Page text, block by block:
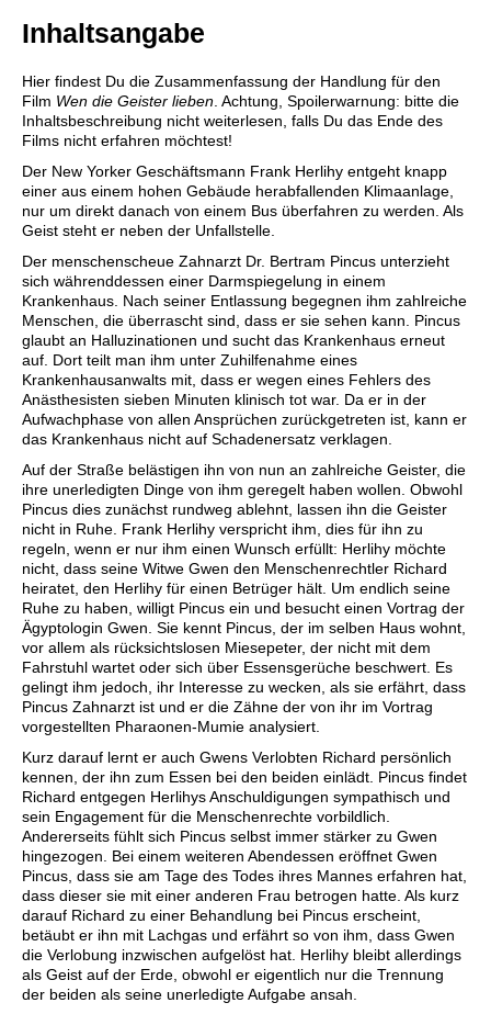
Inhaltsangabe
Hier findest Du die Zusammenfassung der Handlung für den
Film Wen die Geister lieben. Achtung, Spoilerwarnung: bitte die
Inhaltsbeschreibung nicht weiterlesen, falls Du das Ende des
Films nicht erfahren möchtest!
Der New Yorker Geschäftsmann Frank Herlihy entgeht knapp
einer aus einem hohen Gebäude herabfallenden Klimaanlage,
nur um direkt danach von einem Bus überfahren zu werden. Als
Geist steht er neben der Unfallstelle.
Der menschenscheue Zahnarzt Dr. Bertram Pincus unterzieht
sich währenddessen einer Darmspiegelung in einem
Krankenhaus. Nach seiner Entlassung begegnen ihm zahlreiche
Menschen, die überrascht sind, dass er sie sehen kann. Pincus
glaubt an Halluzinationen und sucht das Krankenhaus erneut
auf. Dort teilt man ihm unter Zuhilfenahme eines
Krankenhausanwalts mit, dass er wegen eines Fehlers des
Anästhesisten sieben Minuten klinisch tot war. Da er in der
Aufwachphase von allen Ansprüchen zurückgetreten ist, kann er
das Krankenhaus nicht auf Schadenersatz verklagen.
Auf der Straße belästigen ihn von nun an zahlreiche Geister, die
ihre unerledigten Dinge von ihm geregelt haben wollen. Obwohl
Pincus dies zunächst rundweg ablehnt, lassen ihn die Geister
nicht in Ruhe. Frank Herlihy verspricht ihm, dies für ihn zu
regeln, wenn er nur ihm einen Wunsch erfüllt: Herlihy möchte
nicht, dass seine Witwe Gwen den Menschenrechtler Richard
heiratet, den Herlihy für einen Betrüger hält. Um endlich seine
Ruhe zu haben, willigt Pincus ein und besucht einen Vortrag der
Ägyptologin Gwen. Sie kennt Pincus, der im selben Haus wohnt,
vor allem als rücksichtslosen Miesepeter, der nicht mit dem
Fahrstuhl wartet oder sich über Essensgerüche beschwert. Es
gelingt ihm jedoch, ihr Interesse zu wecken, als sie erfährt, dass
Pincus Zahnarzt ist und er die Zähne der von ihr im Vortrag
vorgestellten Pharaonen-Mumie analysiert.
Kurz darauf lernt er auch Gwens Verlobten Richard persönlich
kennen, der ihn zum Essen bei den beiden einlädt. Pincus findet
Richard entgegen Herlihys Anschuldigungen sympathisch und
sein Engagement für die Menschenrechte vorbildlich.
Andererseits fühlt sich Pincus selbst immer stärker zu Gwen
hingezogen. Bei einem weiteren Abendessen eröffnet Gwen
Pincus, dass sie am Tage des Todes ihres Mannes erfahren hat,
dass dieser sie mit einer anderen Frau betrogen hatte. Als kurz
darauf Richard zu einer Behandlung bei Pincus erscheint,
betäubt er ihn mit Lachgas und erfährt so von ihm, dass Gwen
die Verlobung inzwischen aufgelöst hat. Herlihy bleibt allerdings
als Geist auf der Erde, obwohl er eigentlich nur die Trennung
der beiden als seine unerledigte Aufgabe ansah.